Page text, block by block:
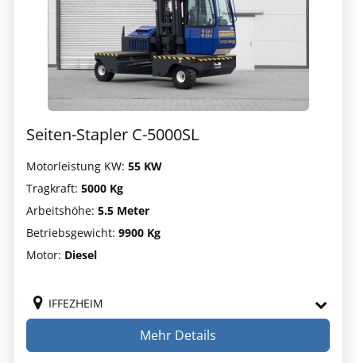
Seiten-Stapler C-5000SL
Motorleistung KW: 55 KW
Tragkraft: 5000 Kg
Arbeitshöhe: 5.5 Meter
Betriebsgewicht: 9900 Kg
Motor: Diesel
IFFEZHEIM
Mehr Details